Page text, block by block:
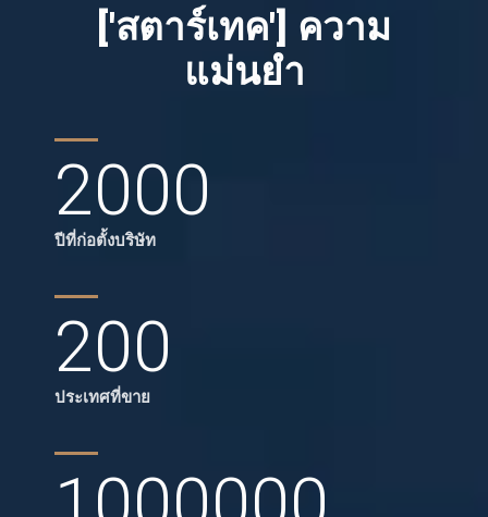
['สตาร์เทค'] ความ
แม่นยำ
2000
ปีที่ก่อตั้งบริษัท
200
ประเทศที่ขาย